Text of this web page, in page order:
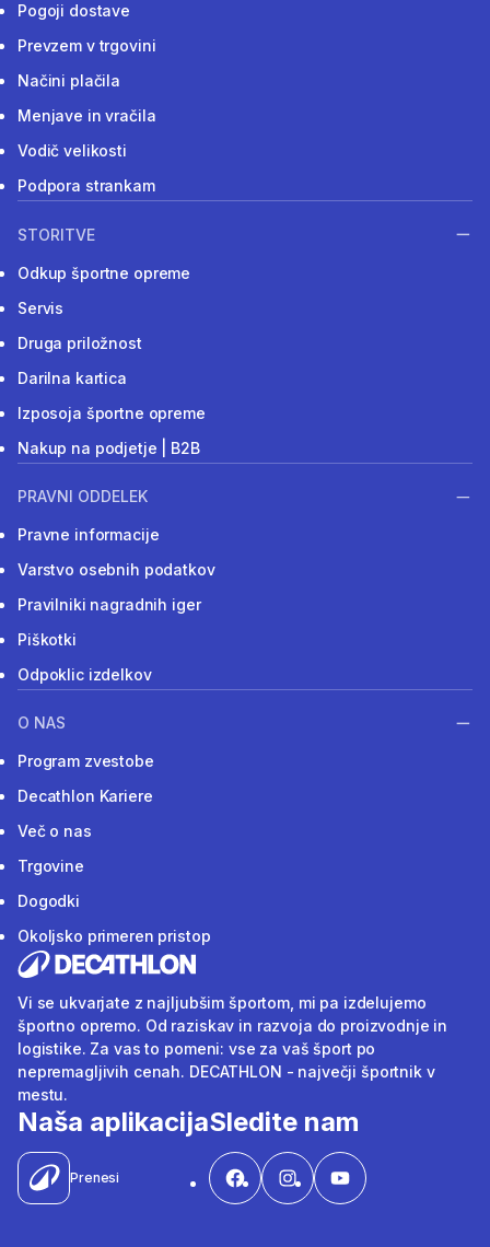
Pogoji dostave
Prevzem v trgovini
Načini plačila
Menjave in vračila
Vodič velikosti
Podpora strankam
STORITVE
Odkup športne opreme
Servis
Druga priložnost
Darilna kartica
Izposoja športne opreme
Nakup na podjetje | B2B
PRAVNI ODDELEK
Pravne informacije
Varstvo osebnih podatkov
Pravilniki nagradnih iger
Piškotki
Odpoklic izdelkov
O NAS
Program zvestobe
Decathlon Kariere
Več o nas
Trgovine
Dogodki
Okoljsko primeren pristop
Vi se ukvarjate z najljubšim športom, mi pa izdelujemo
športno opremo. Od raziskav in razvoja do proizvodnje in
logistike. Za vas to pomeni: vse za vaš šport po
nepremagljivih cenah. DECATHLON - največji športnik v
mestu.
Naša aplikacija
Prenesi
Sledite nam